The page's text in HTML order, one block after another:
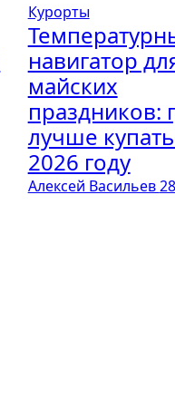
Курорты
навигатор
майских
праздников:
лучше
2026 году
Алексей Васильев